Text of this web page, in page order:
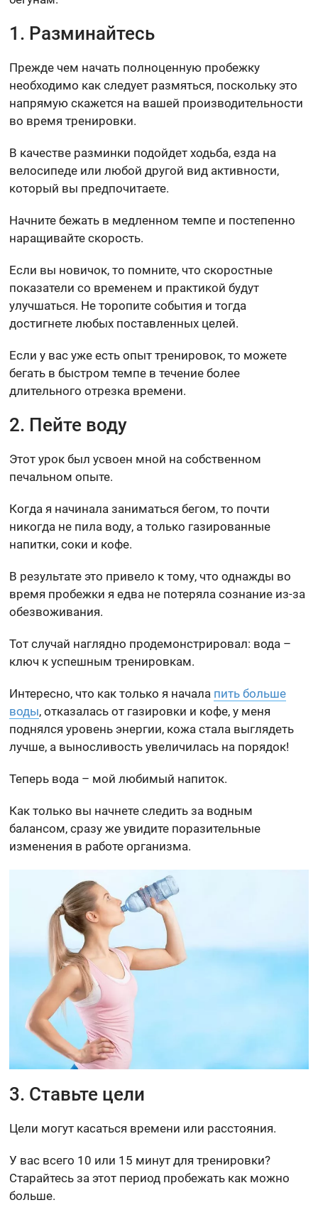
1. Разминайтесь
Прежде чем начать полноценную пробежку
необходимо как следует размяться, поскольку это
напрямую скажется на вашей производительности
во время тренировки.
В качестве разминки подойдет ходьба, езда на
велосипеде или любой другой вид активности,
который вы предпочитаете.
Начните бежать в медленном темпе и постепенно
наращивайте скорость.
Если вы новичок, то помните, что скоростные
показатели со временем и практикой будут
улучшаться. Не торопите события и тогда
достигнете любых поставленных целей.
Если у вас уже есть опыт тренировок, то можете
бегать в быстром темпе в течение более
длительного отрезка времени.
2. Пейте воду
Этот урок был усвоен мной на собственном
печальном опыте.
Когда я начинала заниматься бегом, то почти
никогда не пила воду, а только газированные
напитки, соки и кофе.
В результате это привело к тому, что однажды во
время пробежки я едва не потеряла сознание из-за
обезвоживания.
Тот случай наглядно продемонстрировал: вода –
ключ к успешным тренировкам.
Интересно, что как только я начала пить больше
воды, отказалась от газировки и кофе, у меня
поднялся уровень энергии, кожа стала выглядеть
лучше, а выносливость увеличилась на порядок!
Теперь вода – мой любимый напиток.
Как только вы начнете следить за водным
балансом, сразу же увидите поразительные
изменения в работе организма.
3. Ставьте цели
Цели могут касаться времени или расстояния.
У вас всего 10 или 15 минут для тренировки?
Старайтесь за этот период пробежать как можно
больше.